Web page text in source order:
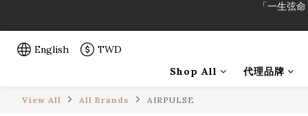
「一生弦
「一生弦
English TWD
Shop All
代理品牌
View All All Brands AIRPULSE